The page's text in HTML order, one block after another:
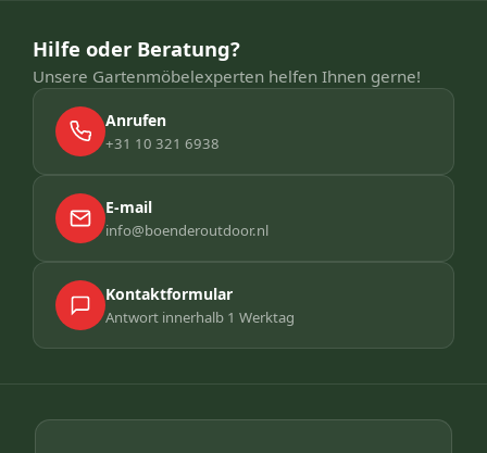
Hilfe oder Beratung?
Unsere Gartenmöbelexperten helfen Ihnen gerne!
Anrufen
+31 10 321 6938
E-mail
info@boenderoutdoor.nl
Kontaktformular
Antwort innerhalb 1 Werktag